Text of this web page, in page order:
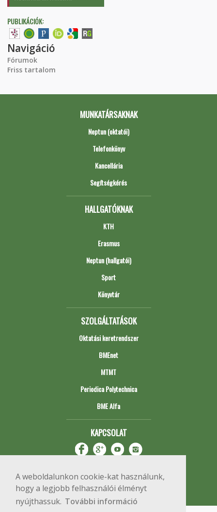
A weboldalunkon cookie-kat használunk,
hogy a legjobb felhasználói élményt
nyújthassuk. További információ
PUBLIKÁCIÓK:
Navigáció
Fórumok
Friss tartalom
MUNKATÁRSAKNAK
Neptun (oktatói)
Telefonkönyv
Kancellária
Segítségkérés
HALLGATÓKNAK
KTH
Erasmus
Neptun (hallgatói)
Sport
Könyvtár
SZOLGÁLTATÁSOK
Oktatási keretrendszer
BMEnet
MTMT
Periodica Polytechnica
BME Alfa
KAPCSOLAT